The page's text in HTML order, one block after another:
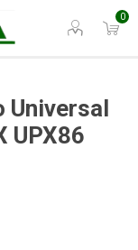
0
UPX86